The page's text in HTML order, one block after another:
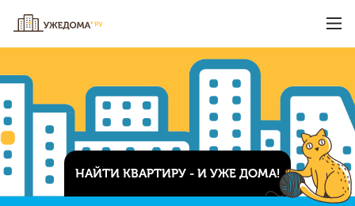
НАЙТИ КВАРТИРУ - И УЖЕ ДОМА!